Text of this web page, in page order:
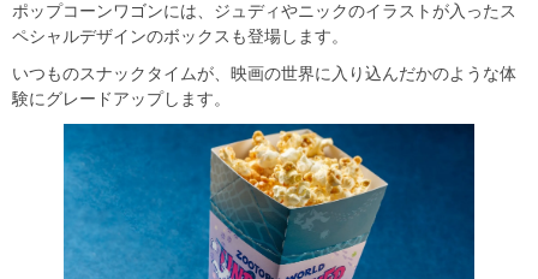
ポップコーンワゴンには、ジュディやニックのイラストが入ったス
ペシャルデザインのボックスも登場します。
いつものスナックタイムが、映画の世界に入り込んだかのような体
験にグレードアップします。